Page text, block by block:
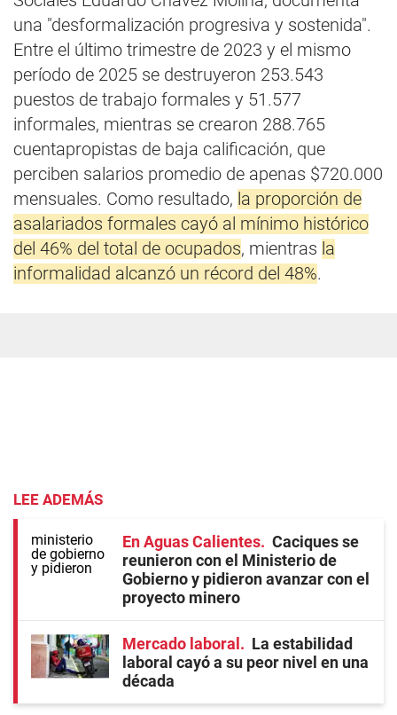
una "desformalización progresiva y sostenida".
Entre el último trimestre de 2023 y el mismo
período de 2025 se destruyeron 253.543
puestos de trabajo formales y 51.577
informales, mientras se crearon 288.765
cuentapropistas de baja calificación, que
perciben salarios promedio de apenas $720.000
mensuales. Como resultado, la proporción de
asalariados formales cayó al mínimo histórico
del 46% del total de ocupados, mientras la
informalidad alcanzó un récord del 48%.
LEE ADEMÁS
En Aguas Calientes
Caciques se
reunieron con el Ministerio de
Gobierno y pidieron avanzar con el
proyecto minero
Mercado laboral
La estabilidad
laboral cayó a su peor nivel en una
década